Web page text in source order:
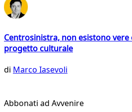
Centrosinistra, non esistono vere
progetto culturale
di Marco Iasevoli
Abbonati ad Avvenire